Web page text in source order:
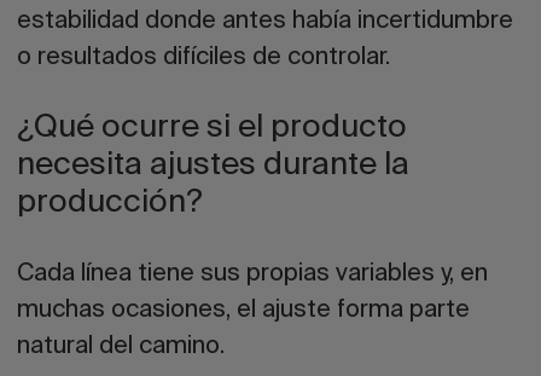
estabilidad donde antes había incertidumbre
o resultados difíciles de controlar.
¿Qué ocurre si el producto
necesita ajustes durante la
producción?
Cada línea tiene sus propias variables y, en
muchas ocasiones, el ajuste forma parte
natural del camino.